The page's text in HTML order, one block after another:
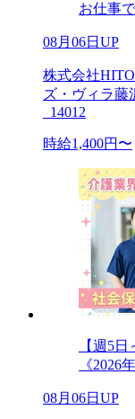
お仕事
08月06日UP
株式会社
ズ・ヴィラ藤
_14012
時給1,400円〜
【週5
《2026
08月06日UP